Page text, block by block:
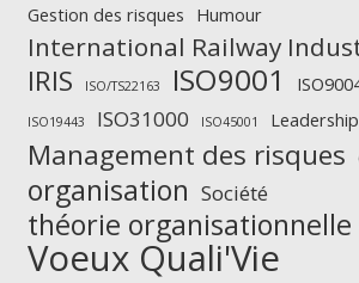
Gestion des risques
Humour
International Railway
IRIS ISO/TS22163 ISO9001
ISO19443 ISO31000 ISO45001 Leadership
Management des risques
organisation Société
théorie organisationnelle
Voeux Quali'Vie